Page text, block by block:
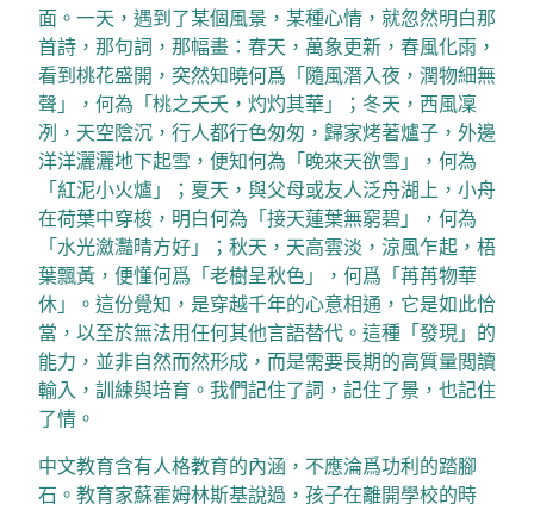
面。一天，遇到了某個風景，某種心情，就忽然明白那
首詩，那句詞，那幅畫：春天，萬象更新，春風化雨，
看到桃花盛開，突然知曉何爲「隨風潛入夜，潤物細無
聲」，何為「桃之夭夭，灼灼其華」；冬天，西風凜
冽，天空陰沉，行人都行色匆匆，歸家烤著爐子，外邊
洋洋灑灑地下起雪，便知何為「晚來天欲雪」，何為
「紅泥小火爐」；夏天，與父母或友人泛舟湖上，小舟
在荷葉中穿梭，明白何為「接天蓮葉無窮碧」，何為
「水光瀲灩晴方好」；秋天，天高雲淡，涼風乍起，梧
葉飄黃，便懂何爲「老樹呈秋色」，何爲「苒苒物華
休」。這份覺知，是穿越千年的心意相通，它是如此恰
當，以至於無法用任何其他言語替代。這種「發現」的
能力，並非自然而然形成，而是需要長期的高質量閲讀
輸入，訓練與培育。我們記住了詞，記住了景，也記住
了情。
中文教育含有人格教育的內涵，不應淪爲功利的踏腳
石。教育家蘇霍姆林斯基說過，孩子在離開學校的時